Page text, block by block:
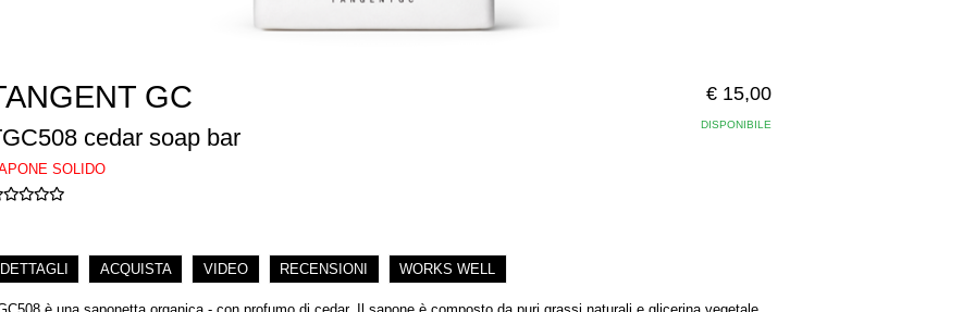
GC
cedar soap bar
SOLIDO
€ 15,00
DISPONIBILE
DETTAGLI ACQUISTA VIDEO RECENSIONI WORKS WELL